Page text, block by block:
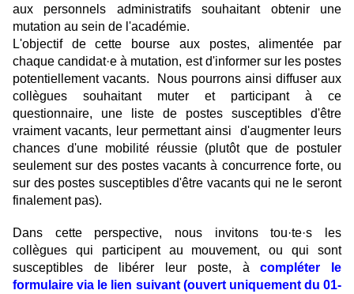
aux personnels administratifs souhaitant obtenir une
mutation au sein de l'académie.
L'objectif de cette bourse aux postes, alimentée par
chaque candidat·e à mutation, est d'informer sur les postes
potentiellement vacants. Nous pourrons ainsi diffuser aux
collègues souhaitant muter et participant à ce
questionnaire, une liste de postes susceptibles d'être
vraiment vacants, leur permettant ainsi d'augmenter leurs
chances d'une mobilité réussie (plutôt que de postuler
seulement sur des postes vacants à concurrence forte, ou
sur des postes susceptibles d'être vacants qui ne le seront
finalement pas).
Dans cette perspective, nous invitons tou·te·s les
collègues qui participent au mouvement, ou qui sont
susceptibles de libérer leur poste, à
compléter le
formulaire via le lien suivant (ouvert uniquement du 01-